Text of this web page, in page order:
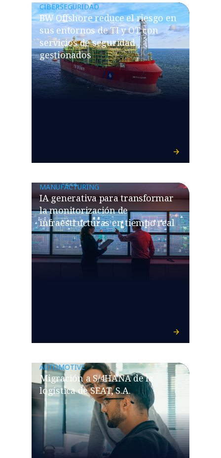
CIBERSEGURIDAD
BW Offshore reduce el riesgo en
sus entornos de TI y OT con
servicios de seguridad
gestionados
MANUFACTURING
IA generativa para transformar
la monitorización de
infraestructuras en tiempo real
AUTOMOTIVE
Migración a S/4HANA de la
logística de SEAT, S.A.